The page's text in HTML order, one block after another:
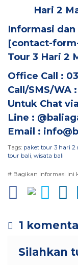
Hari 2
Informasi dan
[contact-
Tour 3 Hari 2
Office Call :
Call/SMS/WA
Untuk Chat
Line :
Email :
Tags: paket tour 3 hari 2
tour bali wisata bali
# Bagikan informasi ini
1
Silahkan